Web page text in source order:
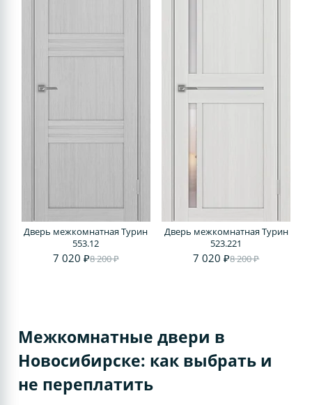
Дверь межкомнатная Турин
553.12
7 020 ₽8 200 ₽
Дверь межкомнатная Турин
523.221
7 020 ₽8 200 ₽
Межкомнатные двери в
Новосибирске: как выбрать и
не переплатить